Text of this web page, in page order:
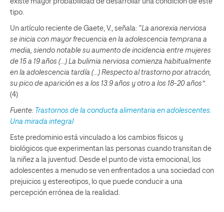
existe mayor probabilidad de desarrollar una condición de este
tipo.
Un artículo reciente de Gaete, V., señala: “La anorexia nerviosa
se inicia con mayor frecuencia en la adolescencia temprana a
media, siendo notable su aumento de incidencia entre mujeres
de 15 a 19 años (…) La bulimia nerviosa comienza habitualmente
en la adolescencia tardía (…) Respecto al trastorno por atracón,
su pico de aparición es a los 13.9 años y otro a los 18-20 años”.
(4)
Fuente: Trastornos de la conducta alimentaria en adolescentes.
Una mirada integral
Este predominio está vinculado a los cambios físicos y
biológicos que experimentan las personas cuando transitan de
la niñez a la juventud. Desde el punto de vista emocional, los
adolescentes a menudo se ven enfrentados a una sociedad con
prejuicios y estereotipos, lo que puede conducir a una
percepción errónea de la realidad.